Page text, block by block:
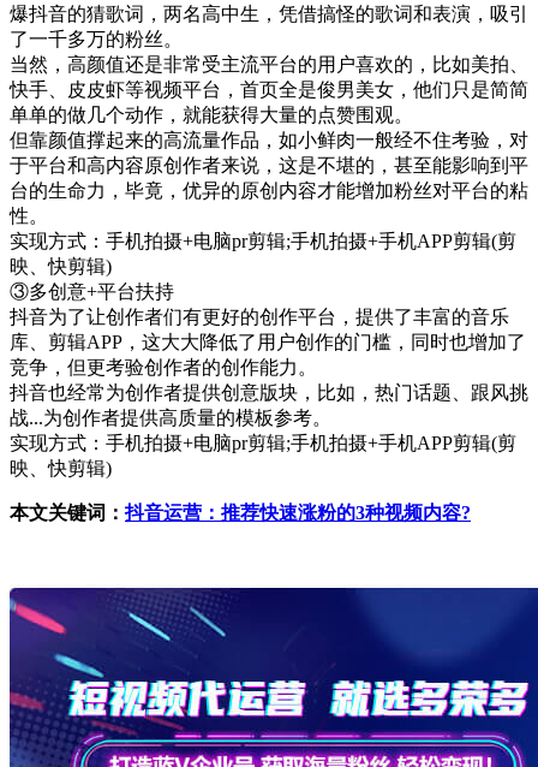
爆抖音的猜歌词，两名高中生，凭借搞怪的歌词和表演，吸引
了一千多万的粉丝。
当然，高颜值还是非常受主流平台的用户喜欢的，比如美拍、
快手、皮皮虾等视频平台，首页全是俊男美女，他们只是简简
单单的做几个动作，就能获得大量的点赞围观。
但靠颜值撑起来的高流量作品，如小鲜肉一般经不住考验，对
于平台和高内容原创作者来说，这是不堪的，甚至能影响到平
台的生命力，毕竟，优异的原创内容才能增加粉丝对平台的粘
性。
实现方式：手机拍摄+电脑pr剪辑;手机拍摄+手机APP剪辑(剪
映、快剪辑)
③多创意+平台扶持
抖音为了让创作者们有更好的创作平台，提供了丰富的音乐
库、剪辑APP，这大大降低了用户创作的门槛，同时也增加了
竞争，但更考验创作者的创作能力。
抖音也经常为创作者提供创意版块，比如，热门话题、跟风挑
战...为创作者提供高质量的模板参考。
实现方式：手机拍摄+电脑pr剪辑;手机拍摄+手机APP剪辑(剪
映、快剪辑)
本文关键词：抖音运营：推荐快速涨粉的3种视频内容?